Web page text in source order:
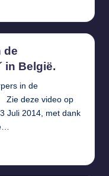
de
in België.
in de
Zie deze video op
Juli 2014, met dank